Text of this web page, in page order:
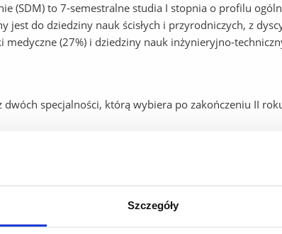
Szczegóły
(SDM) to 7-semestralne studia I stopnia o profilu
do dziedziny nauk ścisłych i przyrodniczych, z
(27%) i dziedziny nauk inżynieryjno-
specjalności, którą wybiera po zakończeniu II
zawodowe: